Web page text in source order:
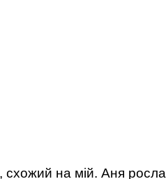
схожий на мій. Аня росла